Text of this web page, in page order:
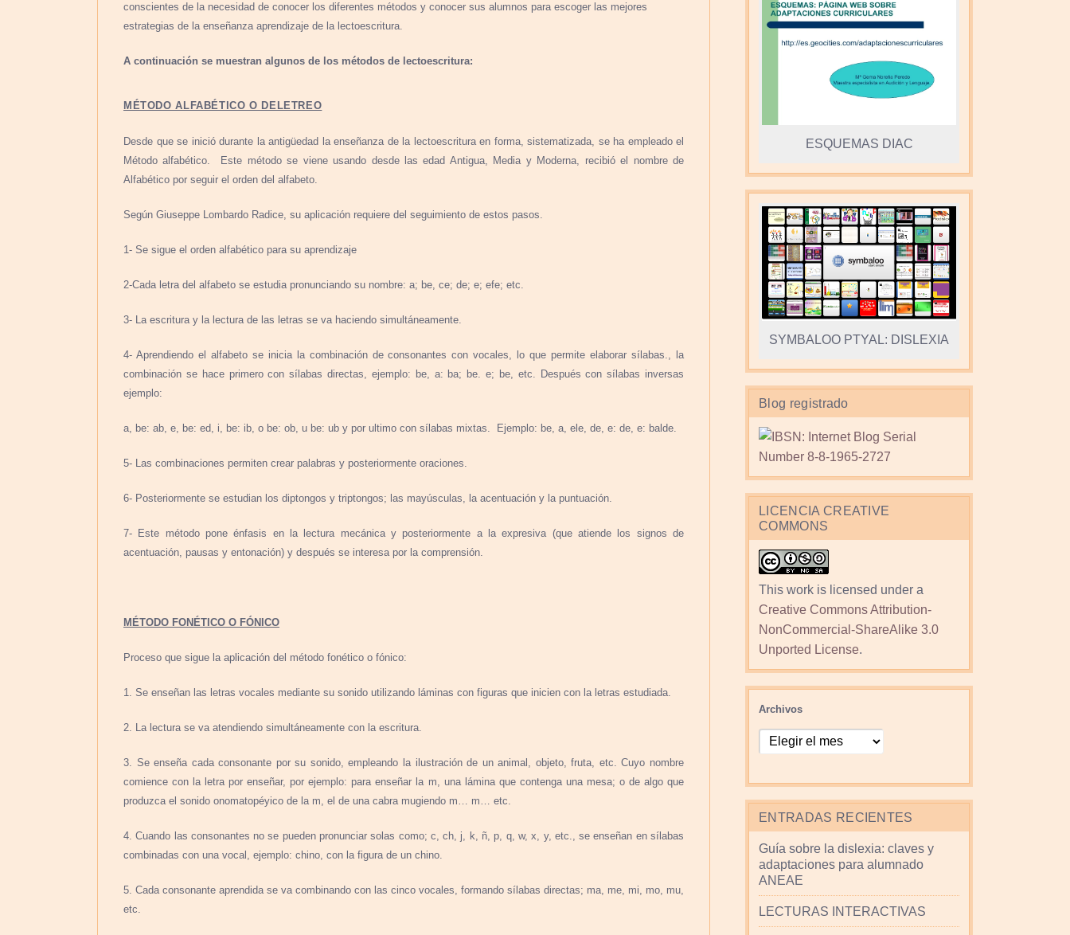
conscientes de la necesidad de conocer los diferentes métodos y conocer sus alumnos para escoger las mejores
estrategias de la enseñanza aprendizaje de la lectoescritura.
A continuación se muestran algunos de los métodos de lectoescritura:
MÉTODO ALFABÉTICO O DELETREO
Desde que se inició durante la antigüedad la enseñanza de la lectoescritura en forma, sistematizada, se ha empleado el
Método alfabético. Este método se viene usando desde las edad Antigua, Media y Moderna, recibió el nombre de
Alfabético por seguir el orden del alfabeto.
Según Giuseppe Lombardo Radice, su aplicación requiere del seguimiento de estos pasos.
1- Se sigue el orden alfabético para su aprendizaje
2-Cada letra del alfabeto se estudia pronunciando su nombre: a; be, ce; de; e; efe; etc.
3- La escritura y la lectura de las letras se va haciendo simultáneamente.
4- Aprendiendo el alfabeto se inicia la combinación de consonantes con vocales, lo que permite elaborar sílabas., la
combinación se hace primero con sílabas directas, ejemplo: be, a: ba; be. e; be, etc. Después con sílabas inversas
ejemplo:
a, be: ab, e, be: ed, i, be: ib, o be: ob, u be: ub y por ultimo con sílabas mixtas. Ejemplo: be, a, ele, de, e: de, e: balde.
5- Las combinaciones permiten crear palabras y posteriormente oraciones.
6- Posteriormente se estudian los diptongos y triptongos; las mayúsculas, la acentuación y la puntuación.
7- Este método pone énfasis en la lectura mecánica y posteriormente a la expresiva (que atiende los signos de
acentuación, pausas y entonación) y después se interesa por la comprensión.
MÉTODO FONÉTICO O FÓNICO
Proceso que sigue la aplicación del método fonético o fónico:
1. Se enseñan las letras vocales mediante su sonido utilizando láminas con figuras que inicien con la letras estudiada.
2. La lectura se va atendiendo simultáneamente con la escritura.
3. Se enseña cada consonante por su sonido, empleando la ilustración de un animal, objeto, fruta, etc. Cuyo nombre
comience con la letra por enseñar, por ejemplo: para enseñar la m, una lámina que contenga una mesa; o de algo que
produzca el sonido onomatopéyico de la m, el de una cabra mugiendo m… m… etc.
4. Cuando las consonantes no se pueden pronunciar solas como; c, ch, j, k, ñ, p, q, w, x, y, etc., se enseñan en sílabas
combinadas con una vocal, ejemplo: chino, con la figura de un chino.
5. Cada consonante aprendida se va combinando con las cinco vocales, formando sílabas directas; ma, me, mi, mo, mu,
etc.
ESQUEMAS DIAC
SYMBALOO PTYAL: DISLEXIA
Blog registrado
LICENCIA CREATIVE
COMMONS
This work is licensed under a
Creative Commons Attribution-
NonCommercial-ShareAlike 3.0
Unported License.
Archivos
ENTRADAS RECIENTES
Guía sobre la dislexia: claves y
adaptaciones para alumnado
ANEAE
LECTURAS INTERACTIVAS